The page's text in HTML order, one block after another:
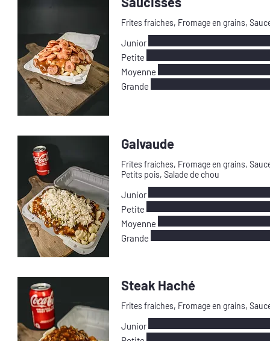
Frites fraiches, Fromage en grains,
Junior
Petite
Moyenne
Grande
Galvaude
Frites fraiches, Fromage en grains,
Petits pois, Salade de chou
Junior
Petite
Moyenne
Grande
Steak Haché
Frites fraiches, Fromage en grains,
Junior